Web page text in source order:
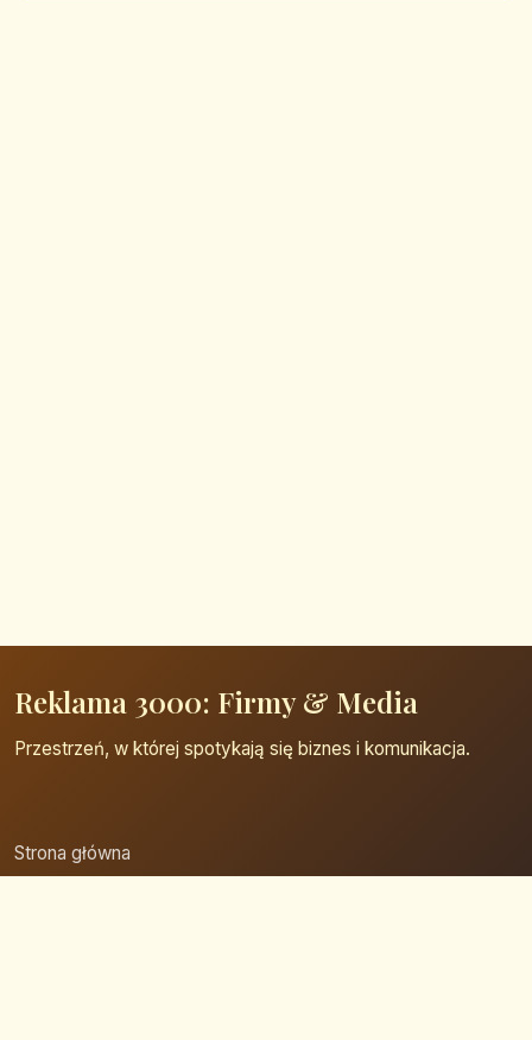
Reklama 3000: Firmy & Media
Przestrzeń, w której spotykają się biznes i komunikacja.
Strona główna